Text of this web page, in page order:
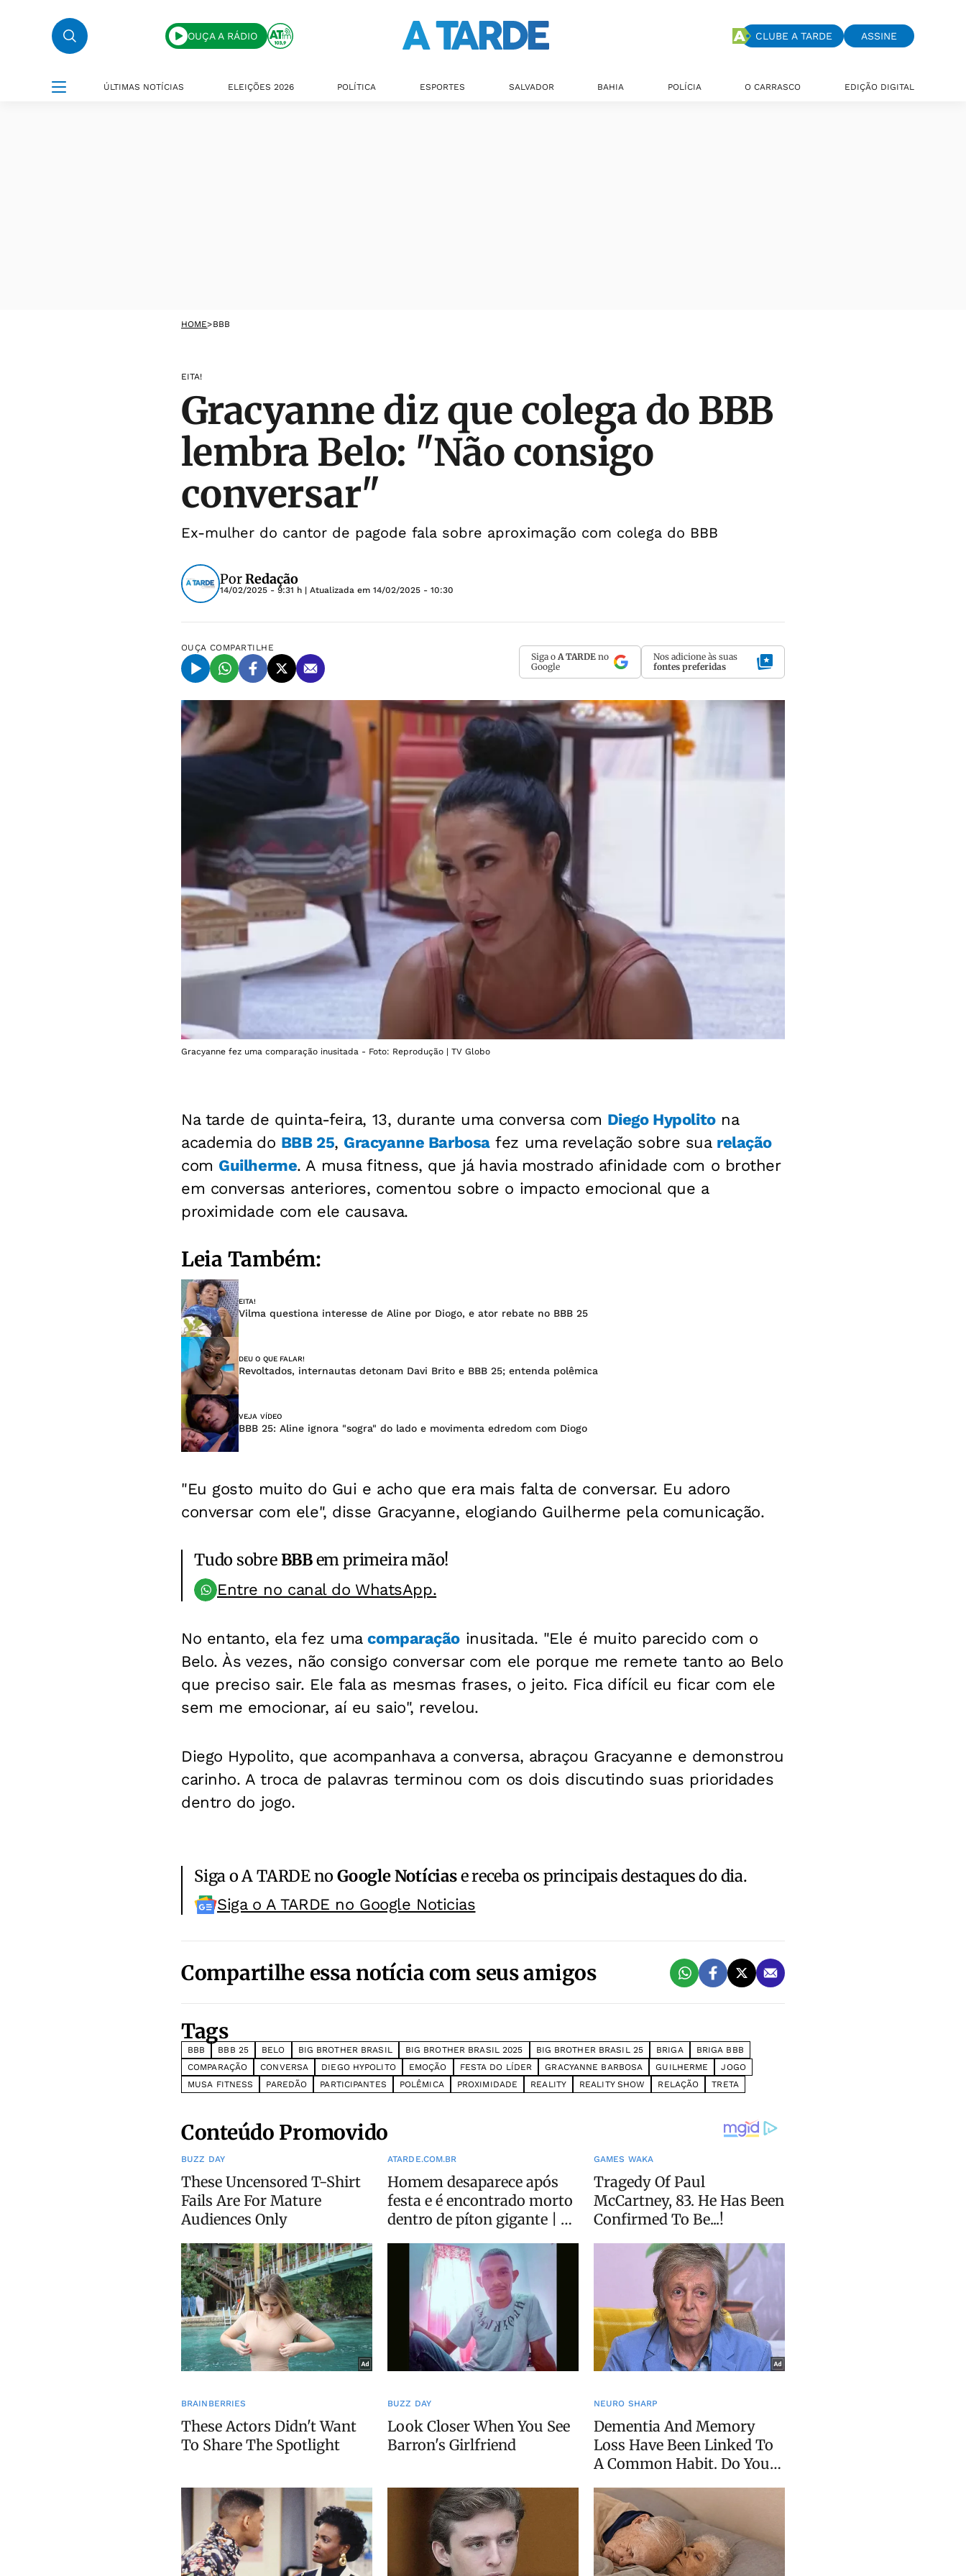
OUÇA A RÁDIO CLUBE A TARDE ASSINE
ÚLTIMAS NOTÍCIAS ELEIÇÕES 2026 POLÍTICA ESPORTES SALVADOR BAHIA POLÍCIA O CARRASCO EDIÇÃO DIGITAL
HOME>BBB
EITA!
Gracyanne diz que colega do BBB
lembra Belo: "Não consigo
conversar"
Ex-mulher do cantor de pagode fala sobre aproximação com colega do BBB
PorRedação
14/02/2025 - 9:31 h | Atualizada em 14/02/2025 - 10:30
OUÇA COMPARTILHE
Siga o A TARDE no
Google
Nos adicione às suas
fontes preferidas
Gracyanne fez uma comparação inusitada - Foto: Reprodução | TV Globo
Na tarde de quinta-feira, 13, durante uma conversa com Diego Hypolitona
academia do BBB 25, Gracyanne Barbosafez uma revelação sobre sua relação
com Guilherme. A musa fitness, que já havia mostrado afinidade com o brother
em conversas anteriores, comentou sobre o impacto emocional que a
proximidade com ele causava.
Leia Também:
EITA!
Vilma questiona interesse de Aline por Diogo, e ator rebate no BBB 25
DEU O QUE FALAR!
Revoltados, internautas detonam Davi Brito e BBB 25; entenda polêmica
VEJA VÍDEO
BBB 25: Aline ignora "sogra" do lado e movimenta edredom com Diogo
"Eu gosto muito do Gui e acho que era mais falta de conversar. Eu adoro
conversar com ele", disse Gracyanne, elogiando Guilherme pela comunicação.
Tudo sobreBBBem primeira mão!
Entre no canal do WhatsApp.
No entanto, ela fez umacomparação inusitada. "Ele é muito parecido com o
Belo. Às vezes, não consigo conversar com ele porque me remete tanto ao Belo
que preciso sair. Ele fala as mesmas frases, o jeito. Fica difícil eu ficar com ele
sem me emocionar, aí eu saio", revelou.
Diego Hypolito, que acompanhava a conversa, abraçou Gracyanne e demonstrou
carinho. A troca de palavras terminou com os dois discutindo suas prioridades
dentro do jogo.
Siga o A TARDE noGoogle Notíciase receba os principais destaques do dia.
Siga o A TARDE no Google Noticias
Compartilhe essa notícia com seus amigos
Tags
BBB BBB 25 BELO BIG BROTHER BRASIL BIG BROTHER BRASIL 2025 BIG BROTHER BRASIL 25 BRIGA
BRIGA BBB
COMPARAÇÃO
CONVERSA DIEGO HYPOLITO EMOÇÃO FESTA DO LÍDER GRACYANNE BARBOSA GUILHERME
JOGO
MUSA FITNESS
PAREDÃO PARTICIPANTES POLÊMICA PROXIMIDADE REALITY REALITY SHOW RELAÇÃO TRETA